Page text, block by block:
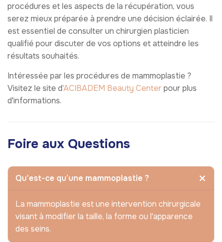
procédures et les aspects de la récupération, vous
serez mieux préparée à prendre une décision éclairée. Il
est essentiel de consulter un chirurgien plasticien
qualifié pour discuter de vos options et atteindre les
résultats souhaités.
Intéressée par les procédures de mammoplastie ?
Visitez le site d’ACIBADEM Beauty Centerpour plus
d'informations.
Foire aux Questions
Qu'est-ce qu’une mammoplastie ?
La mammoplastie est une intervention chirurgicale
visant à modifier la taille, la forme ou l'apparence
des seins.